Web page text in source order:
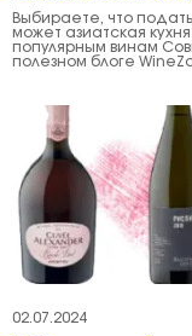
Выбираете, что
может азиатская
популярным винам
полезном блоге
02.07.2024